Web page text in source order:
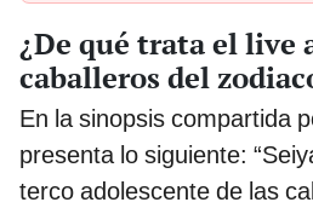
¿De qué trata el live
caballeros del
En la sinopsis compartida
presenta lo siguiente:
terco adolescente de las